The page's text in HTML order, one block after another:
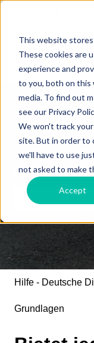
This website
These cookies are
experience and
to you, both on
media. To find out
see our Privacy
We won't track
site. But in order to
we'll have to use
not asked to make
Accept
Deutsche
Ihre
Es gibt keine
Hilfe - Deutsche
Grundlagen